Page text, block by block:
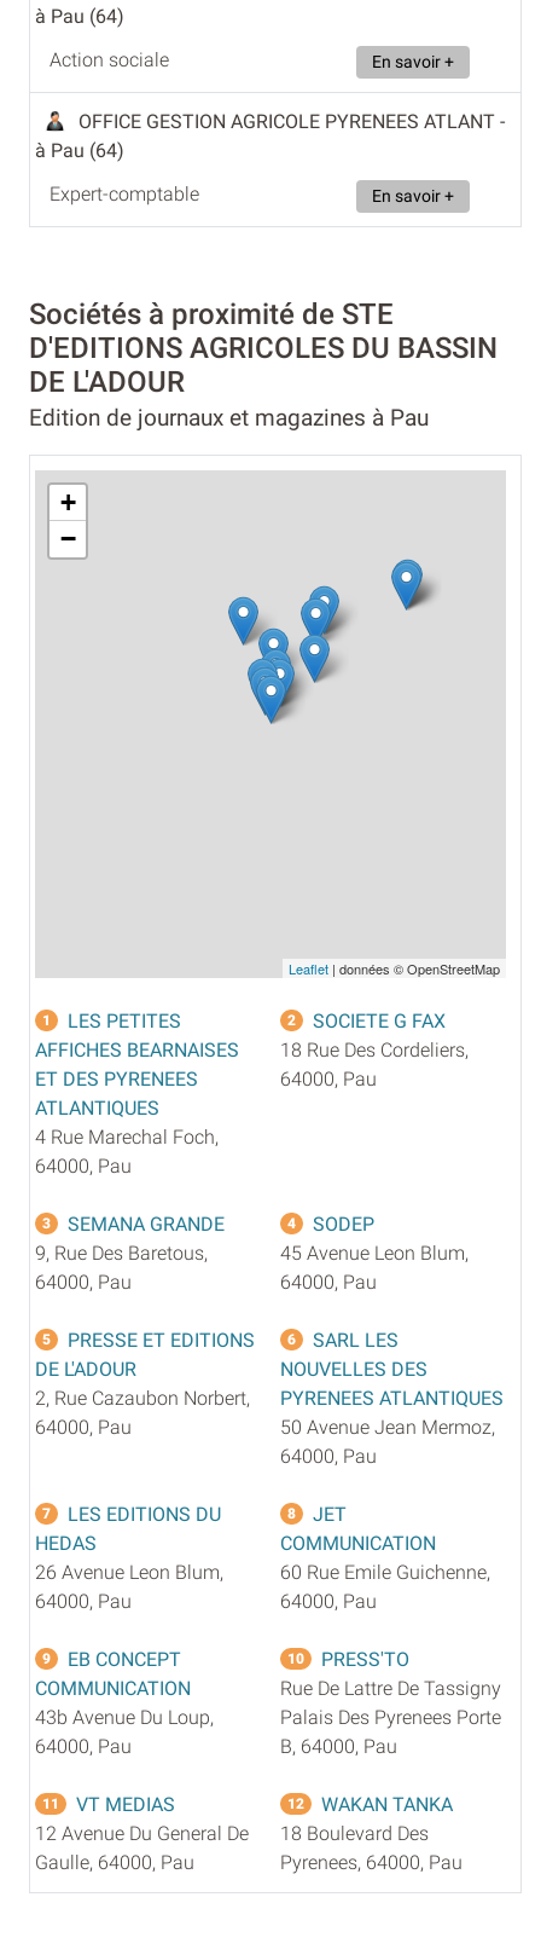
à Pau (64)
Action sociale
En savoir +
OFFICE GESTION AGRICOLE PYRENEES ATLANT -
à Pau (64)
Expert-comptable
En savoir +
Sociétés à proximité de STE
D'EDITIONS AGRICOLES DU BASSIN
DE L'ADOUR
Edition de journaux et magazines à Pau
+
−
Leaflet | données © OpenStreetMap
1
LES PETITES
AFFICHES BEARNAISES
ET DES PYRENEES
ATLANTIQUES
4 Rue Marechal Foch,
64000, Pau
2
SOCIETE G FAX
18 Rue Des Cordeliers,
64000, Pau
3
SEMANA GRANDE
9, Rue Des Baretous,
64000, Pau
4
SODEP
45 Avenue Leon Blum,
64000, Pau
5
PRESSE ET EDITIONS
DE L'ADOUR
2, Rue Cazaubon Norbert,
64000, Pau
6
SARL LES
NOUVELLES DES
PYRENEES ATLANTIQUES
50 Avenue Jean Mermoz,
64000, Pau
7
LES EDITIONS DU
HEDAS
26 Avenue Leon Blum,
64000, Pau
8
JET
COMMUNICATION
60 Rue Emile Guichenne,
64000, Pau
9
EB CONCEPT
COMMUNICATION
43b Avenue Du Loup,
64000, Pau
10
PRESS'TO
Rue De Lattre De Tassigny
Palais Des Pyrenees Porte
B, 64000, Pau
11
VT MEDIAS
12 Avenue Du General De
Gaulle, 64000, Pau
12
WAKAN TANKA
18 Boulevard Des
Pyrenees, 64000, Pau